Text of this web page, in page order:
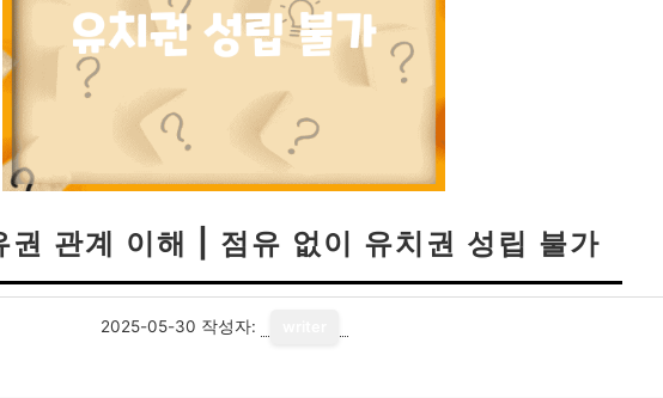
권 관계 이해 | 점유 없이 유치권 성립 불가
2025-05-30 작성자: